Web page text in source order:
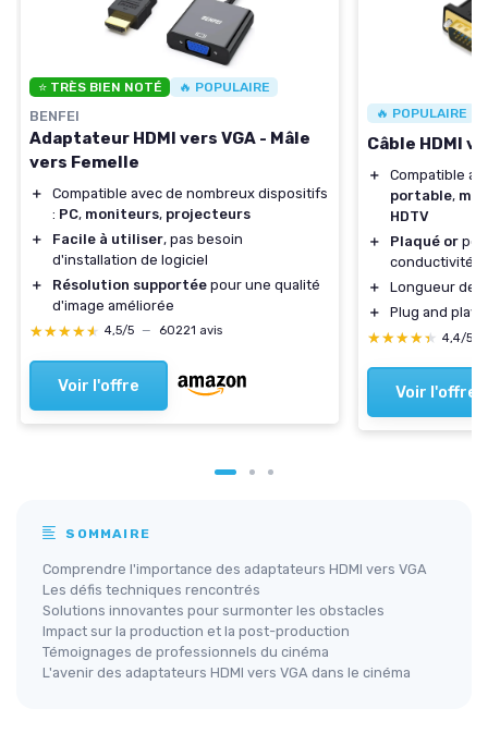
⭐ TRÈS BIEN NOTÉ 🔥 POPULAIRE
BENFEI
Adaptateur HDMI vers VGA - Mâle
vers Femelle
＋
Compatible avec de nombreux dispositifs
: PC, moniteurs, projecteurs
＋
Facile à utiliser, pas besoin
d'installation de logiciel
＋
Résolution supportée pour une qualité
d'image améliorée
★★★★★
★★★★★ 4,5/5 — 60221 avis
Voir l'offre
🔥 POPULAIRE
Câble HDMI
＋
Compatible
portable,
HDTV
＋
Plaqué or
conductivité
＋
Longueur de
＋
Plug and play,
★★★★★
★★★★★ 4,4/5
Voir l'offre
SOMMAIRE
Comprendre l'importance des adaptateurs HDMI vers VGA
Les défis techniques rencontrés
Solutions innovantes pour surmonter les obstacles
Impact sur la production et la post-production
Témoignages de professionnels du cinéma
L'avenir des adaptateurs HDMI vers VGA dans le cinéma